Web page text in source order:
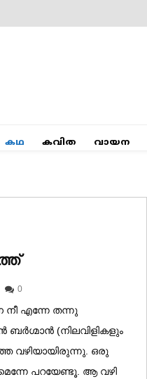
കഥ കവിത വായന
0
നീ എന്നേ തന്നു
ബർഗ്മാൻ (നിലവിളികളും
വഴിയായിരുന്നു. ഒരു
പറയേണ്ടൂ. ആ വഴി